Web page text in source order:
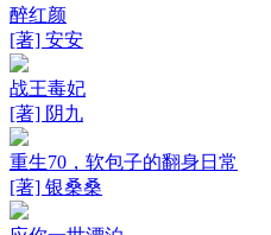
醉红颜
[著] 安安
战王毒妃
[著] 阴九
重生70，软包子的翻身日常
[著] 银桑桑